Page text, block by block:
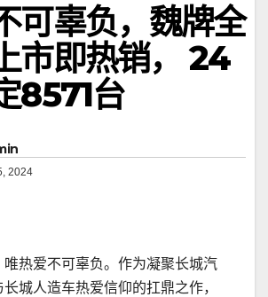
可辜负，魏牌全
市即热销， 24
8571台
2024
唯热爱不可辜负。作为凝聚长城汽
城人造车热爱信仰的扛鼎之作，